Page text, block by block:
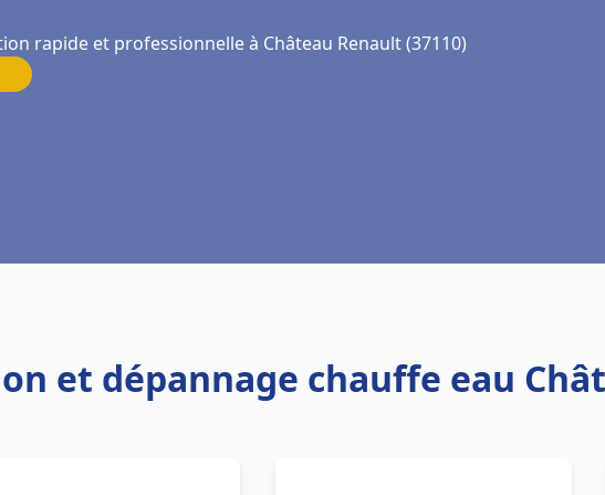
rapide et professionnelle à Château Renault (37110)
et dépannage chauffe eau